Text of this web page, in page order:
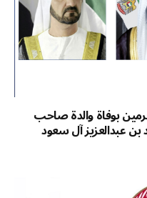
بوفاة والدة صاحب
عبدالعزيز آل سعود